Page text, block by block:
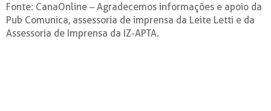
Fonte: CanaOnline – Agradecemos informações e apoio da
Pub Comunica, assessoria de imprensa da Leite Letti e da
Assessoria de Imprensa da IZ-APTA.